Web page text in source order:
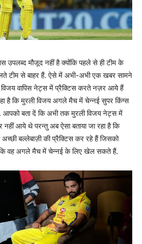
उपलब्द मौजूद नहीं है क्योंकि पहले से ही टीम के
टीम से बाहर हैं. ऐसे में अभी-अभी एक खबर सामने
वापिस नेट्स में प्रैक्टिस करते नज़र आये हैं
है कि मुरली विजय अगले मैच में चेन्नई सुपर किंग्स
आपको बता दें कि अभी तक मुरली विजय नेट्स में
आये थे परन्तु अब ऐसा बताया जा रहा है कि
बल्लेबाज़ी की प्रैक्टिस कर रहे हैं जिसको
वह अगले मैच में चेन्नई के लिए खेल सकते हैं.